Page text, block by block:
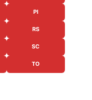
PI
RS
SC
TO